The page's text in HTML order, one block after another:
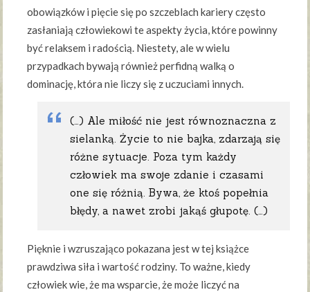
obowiązków i pięcie się po szczeblach kariery często
zasłaniają człowiekowi te aspekty życia, które powinny
być relaksem i radością. Niestety, ale w wielu
przypadkach bywają również perfidną walką o
dominację, która nie liczy się z uczuciami innych.
(…) Ale miłość nie jest równoznaczna z
sielanką. Życie to nie bajka, zdarzają się
różne sytuacje. Poza tym każdy
człowiek ma swoje zdanie i czasami
one się różnią. Bywa, że ktoś popełnia
błędy, a nawet zrobi jakąś głupotę. (…)
Pięknie i wzruszająco pokazana jest w tej książce
prawdziwa siła i wartość rodziny. To ważne, kiedy
człowiek wie, że ma wsparcie, że może liczyć na